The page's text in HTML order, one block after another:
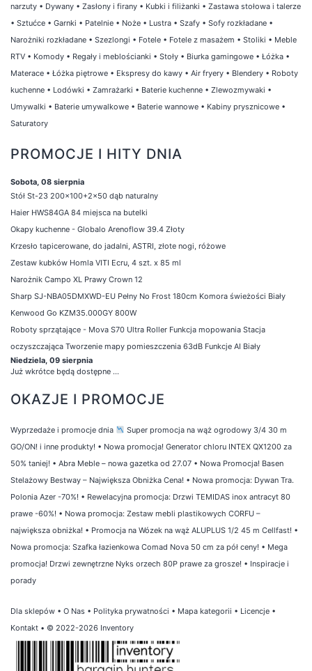
narzuty • Dywany • Zasłony i firany • Kubki i filiżanki • Zastawa stołowa i talerze
• Sztućce • Garnki • Patelnie • Noże • Lustra • Szafy • Sofy rozkładane •
Narożniki rozkładane • Szezlongi • Fotele • Fotele z masażem • Stoliki • Meble
RTV • Komody • Regały i meblościanki • Stoły • Biurka gamingowe • Łóżka •
Materace • Łóżka piętrowe • Ekspresy do kawy • Air fryery • Blendery • Roboty
kuchenne • Lodówki • Zamrażarki • Baterie kuchenne • Zlewozmywaki •
Umywalki • Baterie umywalkowe • Baterie wannowe • Kabiny prysznicowe •
Saturatory
PROMOCJE I HITY DNIA
Sobota, 08 sierpnia
Stół St-23 200x100+2x50 dąb naturalny
Haier HWS84GA 84 miejsca na butelki
Okapy kuchenne - Globalo Arenoflow 39.4 Złoty
Krzesło tapicerowane, do jadalni, ASTRI, złote nogi, różowe
Zestaw kubków Homla VITI Ecru, 4 szt. x 85 ml
Narożnik Campo XL Prawy Crown 12
Sharp SJ-NBA05DMXWD-EU Pełny No Frost 180cm Komora świeżości Biały
Kenwood Go KZM35.000GY 800W
Roboty sprzątające - Mova S70 Ultra Roller Funkcja mopowania Stacja
oczyszczająca Tworzenie mapy pomieszczenia 63dB Funkcje AI Biały
Niedziela, 09 sierpnia
Już wkrótce będą dostępne ...
OKAZJE I PROMOCJE
Wyprzedaże i promocje dnia
Super promocja na wąż ogrodowy 3/4 30 m
GO/ON! i inne produkty! • Nowa promocja! Generator chloru INTEX QX1200 za
50% taniej! • Abra Meble – nowa gazetka od 27.07 • Nowa Promocja! Basen
Stelażowy Bestway – Największa Obniżka Cena! • Nowa promocja: Dywan Tra.
Polonia Azer -70%! • Rewelacyjna promocja: Drzwi TEMIDAS inox antracyt 80
prawe -60%! • Nowa promocja: Zestaw mebli plastikowych CORFU –
największa obniżka! • Promocja na Wózek na wąż ALUPLUS 1/2 45 m Cellfast! •
Nowa promocja: Szafka łazienkowa Comad Nova 50 cm za pół ceny! • Mega
promocja! Drzwi zewnętrzne Nyks orzech 80P prawe za grosze! • Inspiracje i
porady
Dla sklepów • O Nas • Polityka prywatności • Mapa kategorii • Licencje •
Kontakt • © 2022-2026 Inventory